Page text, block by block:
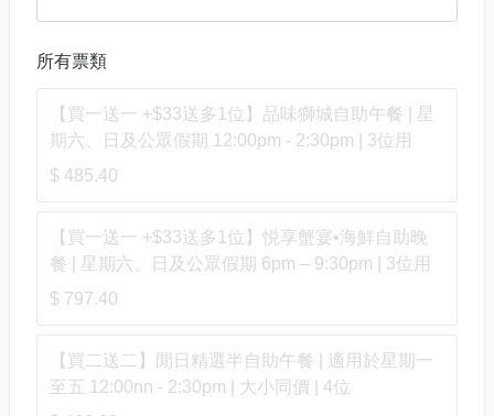
所有票類
【買一送一 +$33送多1位】品味獅城自助午餐 | 星
期六、日及公眾假期 12:00pm - 2:30pm | 3位用
$ 485.40
【買一送一 +$33送多1位】悦享蟹宴•海鮮自助晚
餐 | 星期六、日及公眾假期 6pm – 9:30pm | 3位用
$ 797.40
【買二送二】閒日精選半自助午餐 | 適用於星期一
至五 12:00nn - 2:30pm | 大小同價 | 4位